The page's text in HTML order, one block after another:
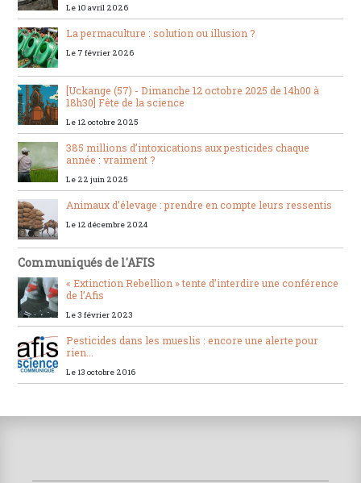
Le 10 avril 2026
La permaculture : solution ou illusion ?
Le 7 février 2026
[Uckange (57) - Dimanche 12 octobre 2025 de 14h00 à
18h30] Fête de la science
Le 12 octobre 2025
385 millions d’intoxications aux pesticides chaque
année : vraiment ?
Le 22 juin 2025
Animaux d’élevage : prendre en compte leurs ressentis
Le 12 décembre 2024
Communiqués de l'AFIS
« Extinction Rebellion » tente d’interdire une conférence
de l’Afis
Le 3 février 2023
Pesticides dans les mueslis : encore une alerte pour
rien...
Le 13 octobre 2016